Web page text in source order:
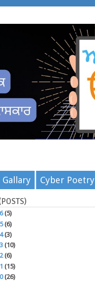
Gallary Cyber Poetry
(5)
(6)
(3)
(10)
(6)
(15)
(26)